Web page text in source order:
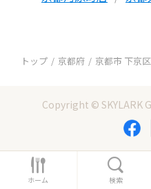
トップ 京都府 京都市 下京区
Copyright © SKYLARK
ホ
ー
ホーム 索
検索